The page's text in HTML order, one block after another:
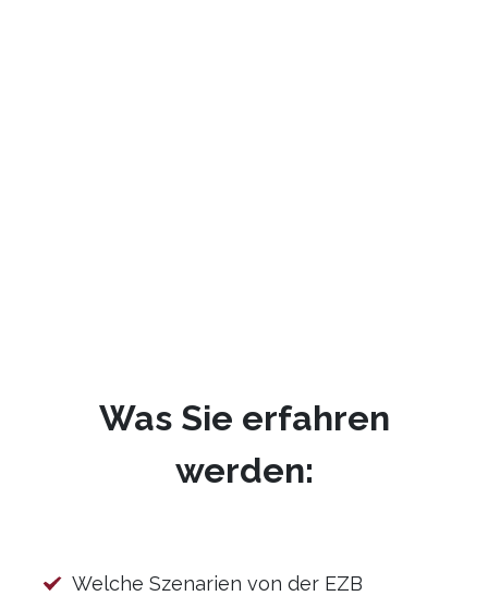
Was Sie erfahren
werden:
Welche Szenarien von der EZB